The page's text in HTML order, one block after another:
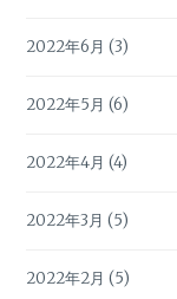
2022年6月 (3)
2022年5月 (6)
2022年4月 (4)
2022年3月 (5)
2022年2月 (5)